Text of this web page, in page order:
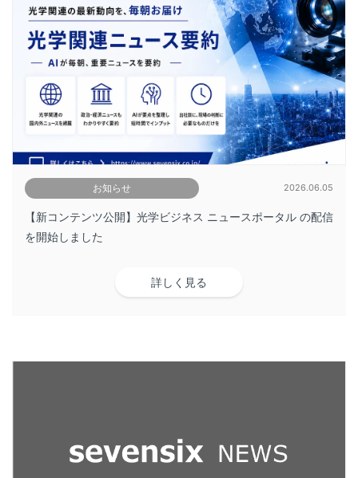
お知らせ 2026.06.05
【新コンテンツ公開】光学ビジネス ニュースポータル の配信
を開始しました
詳しく見る